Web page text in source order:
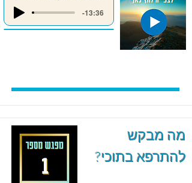
-13:36
מה מבקש
להתרפא בתוכי?